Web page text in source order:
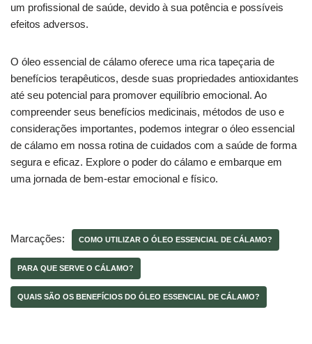
um profissional de saúde, devido à sua potência e possíveis
efeitos adversos.
O óleo essencial de cálamo oferece uma rica tapeçaria de
benefícios terapêuticos, desde suas propriedades antioxidantes
até seu potencial para promover equilíbrio emocional. Ao
compreender seus benefícios medicinais, métodos de uso e
considerações importantes, podemos integrar o óleo essencial
de cálamo em nossa rotina de cuidados com a saúde de forma
segura e eficaz. Explore o poder do cálamo e embarque em
uma jornada de bem-estar emocional e físico.
Marcações: COMO UTILIZAR O ÓLEO ESSENCIAL DE CÁLAMO?
PARA QUE SERVE O CÁLAMO?
QUAIS SÃO OS BENEFÍCIOS DO ÓLEO ESSENCIAL DE CÁLAMO?